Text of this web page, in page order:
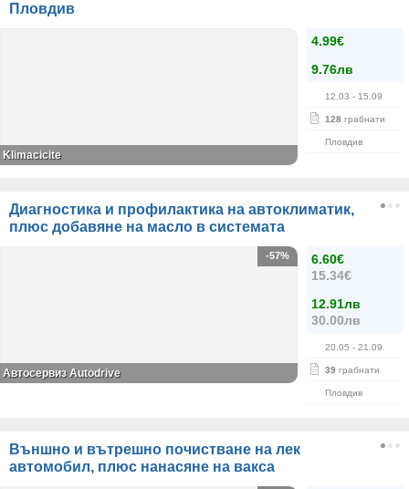
Пловдив
4.99€
9.76лв
12.03 - 15.09
128 грабнати
Пловдив
Klimacicite
Диагностика и профилактика на автоклиматик,
плюс добавяне на масло в системата
6.60€
15.34€
12.91лв
30.00лв
20.05 - 21.09
39 грабнати
Пловдив
-57%
Автосервиз Autodrive
Външно и вътрешно почистване на лек
автомобил, плюс нанасяне на вакса